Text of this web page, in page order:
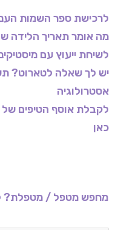
לרכישת ספר השמות
מה אומר תאריך הלידה
לשיחת ייעוץ עם
יש לך שאלה לטארוט?
אסטרולוגיה
לקבלת אוסף הטיפים של
כאן
מחפש מטפל / מטפלת?